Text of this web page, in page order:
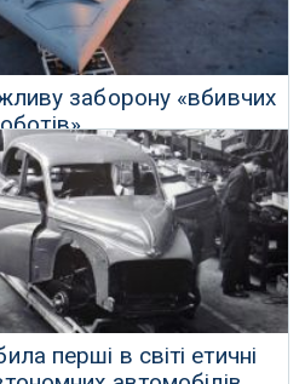
заборону «вбивчих
2017 р.
перші в світі етичні